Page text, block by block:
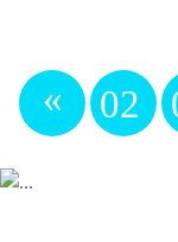
« 02